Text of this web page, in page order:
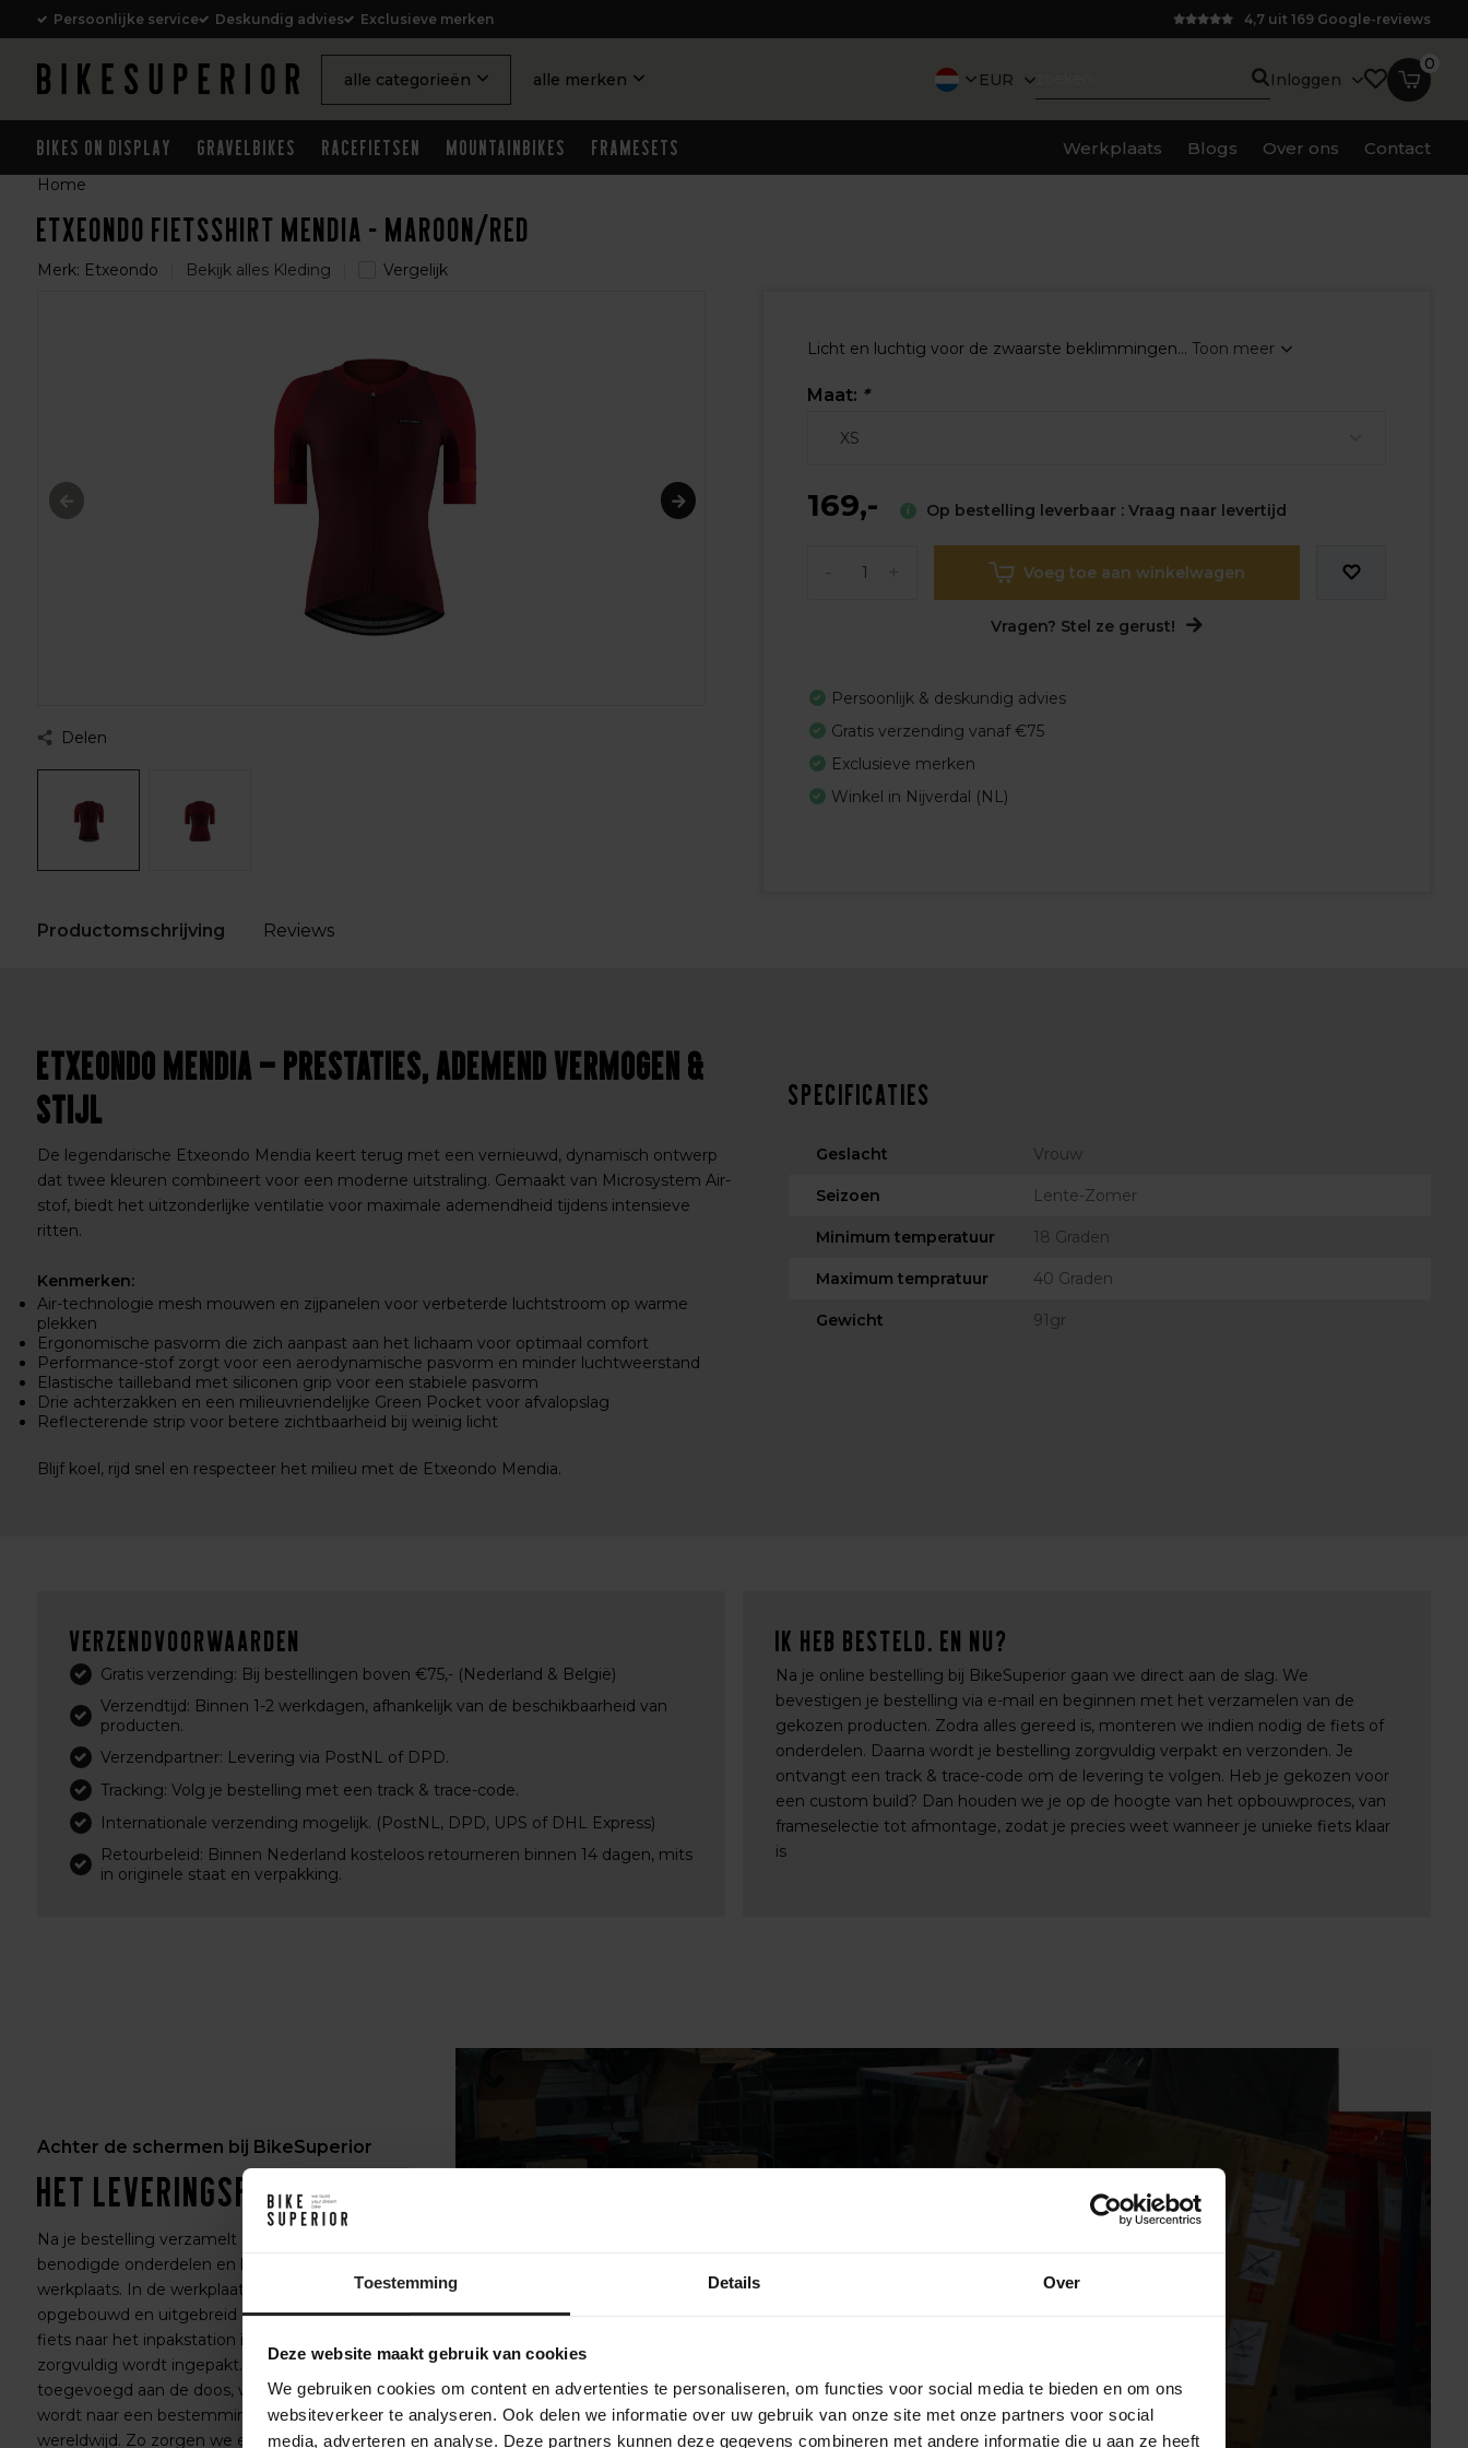
Toestemming Details Over
Deze website maakt gebruik van cookies
We gebruiken cookies om content en advertenties te personaliseren, om functies voor social media te bieden en om ons
websiteverkeer te analyseren. Ook delen we informatie over uw gebruik van onze site met onze partners voor social
media, adverteren en analyse. Deze partners kunnen deze gegevens combineren met andere informatie die u aan ze heeft
Persoonlijke service Deskundig advies Exclusieve merken 4,7 uit 169 Google-reviews
alle categorieën alle merken EUR Inloggen
0
Bikes on Display Gravelbikes Racefietsen Mountainbikes Framesets Werkplaats Blogs Over ons Contact
Home
Etxeondo Fietsshirt Mendia - Maroon/Red
Merk: Etxeondo Bekijk alles Kleding Vergelijk
Delen
Licht en luchtig voor de zwaarste beklimmingen... Toon meer
Maat: *
169,- Op bestelling leverbaar : Vraag naar levertijd
Voeg toe aan winkelwagen
Vragen? Stel ze gerust!
Persoonlijk & deskundig advies
Gratis verzending vanaf €75
Exclusieve merken
Winkel in Nijverdal (NL)
Productomschrijving Reviews
Etxeondo Mendia – Prestaties, Ademend Vermogen &
Stijl
De legendarische Etxeondo Mendia keert terug met een vernieuwd, dynamisch ontwerp
dat twee kleuren combineert voor een moderne uitstraling. Gemaakt van Microsystem Air-
stof, biedt het uitzonderlijke ventilatie voor maximale ademendheid tijdens intensieve
ritten.
Kenmerken:
Air-technologie mesh mouwen en zijpanelen voor verbeterde luchtstroom op warme
plekken
Ergonomische pasvorm die zich aanpast aan het lichaam voor optimaal comfort
Performance-stof zorgt voor een aerodynamische pasvorm en minder luchtweerstand
Elastische tailleband met siliconen grip voor een stabiele pasvorm
Drie achterzakken en een milieuvriendelijke Green Pocket voor afvalopslag
Reflecterende strip voor betere zichtbaarheid bij weinig licht
Blijf koel, rijd snel en respecteer het milieu met de Etxeondo Mendia.
Specificaties
Geslacht Vrouw
Seizoen Lente-Zomer
Minimum temperatuur 18 Graden
Maximum tempratuur 40 Graden
Gewicht 91gr
Verzendvoorwaarden
Gratis verzending: Bij bestellingen boven €75,- (Nederland & België)
Verzendtijd: Binnen 1-2 werkdagen, afhankelijk van de beschikbaarheid van
producten.
Verzendpartner: Levering via PostNL of DPD.
Tracking: Volg je bestelling met een track & trace-code.
Internationale verzending mogelijk. (PostNL, DPD, UPS of DHL Express)
Retourbeleid: Binnen Nederland kosteloos retourneren binnen 14 dagen, mits
in originele staat en verpakking.
Ik heb besteld. En nu?
Na je online bestelling bij BikeSuperior gaan we direct aan de slag. We
bevestigen je bestelling via e-mail en beginnen met het verzamelen van de
gekozen producten. Zodra alles gereed is, monteren we indien nodig de fiets of
onderdelen. Daarna wordt je bestelling zorgvuldig verpakt en verzonden. Je
ontvangt een track & trace-code om de levering te volgen. Heb je gekozen voor
een custom build? Dan houden we je op de hoogte van het opbouwproces, van
frameselectie tot afmontage, zodat je precies weet wanneer je unieke fiets klaar
is
Achter de schermen bij BikeSuperior
Het leveringsproces
Na je bestelling verzamelt ons magazijnteam alle
benodigde onderdelen en bereidt ze voor op de
werkplaats. In de werkplaats wordt de fiets volledig
opgebouwd en uitgebreid getest. Daarna gaat de
fiets naar het inpakstation in het magazijn, waar hij
zorgvuldig wordt ingepakt. Accessoires worden
toegevoegd aan de doos, waarna de fiets verzonden
wordt naar een bestemming in Nederland of
wereldwijd. Zo zorgen we ervoor dat je fiets veilig en